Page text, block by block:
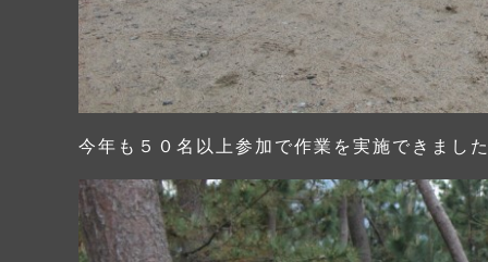
今年も５０名以上参加で作業を実施できまし